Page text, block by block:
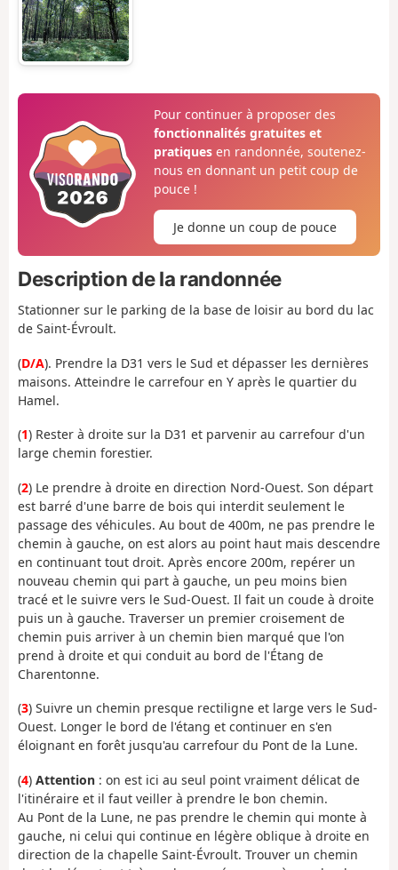
Pour continuer à proposer des
fonctionnalités gratuites et
pratiquesen randonnée, soutenez-
nous en donnant un petit coup de
pouce !
Je donne un coup de pouce
Description de la randonnée
Stationner sur le parking de la base de loisir au bord du lac
de Saint-Évroult.
(D/A). Prendre la D31 vers le Sud et dépasser les dernières
maisons. Atteindre le carrefour en Y après le quartier du
Hamel.
(1) Rester à droite sur la D31 et parvenir au carrefour d'un
large chemin forestier.
(2) Le prendre à droite en direction Nord-Ouest. Son départ
est barré d'une barre de bois qui interdit seulement le
passage des véhicules. Au bout de 400m, ne pas prendre le
chemin à gauche, on est alors au point haut mais descendre
en continuant tout droit. Après encore 200m, repérer un
nouveau chemin qui part à gauche, un peu moins bien
tracé et le suivre vers le Sud-Ouest. Il fait un coude à droite
puis un à gauche. Traverser un premier croisement de
chemin puis arriver à un chemin bien marqué que l'on
prend à droite et qui conduit au bord de l'Étang de
Charentonne.
(3) Suivre un chemin presque rectiligne et large vers le Sud-
Ouest. Longer le bord de l'étang et continuer en s'en
éloignant en forêt jusqu'au carrefour du Pont de la Lune.
(4) Attention : on est ici au seul point vraiment délicat de
l'itinéraire et il faut veiller à prendre le bon chemin.
Au Pont de la Lune, ne pas prendre le chemin qui monte à
gauche, ni celui qui continue en légère oblique à droite en
direction de la chapelle Saint-Évroult. Trouver un chemin